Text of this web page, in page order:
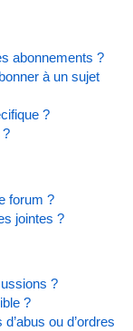
abonnements ?
à un sujet
?
?
forum ?
jointes ?
?
?
ou d’ordres